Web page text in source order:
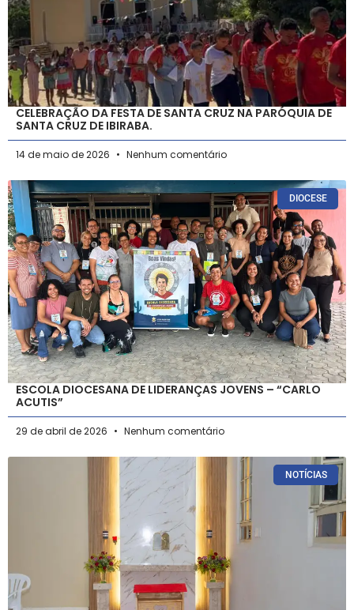
CELEBRAÇÃO DA FESTA DE SANTA CRUZ NA PARÓQUIA DE
SANTA CRUZ DE IBIRABA.
14 de maio de 2026 Nenhum comentário
DIOCESE
ESCOLA DIOCESANA DE LIDERANÇAS JOVENS – “CARLO
ACUTIS”
29 de abril de 2026 Nenhum comentário
NOTÍCIAS